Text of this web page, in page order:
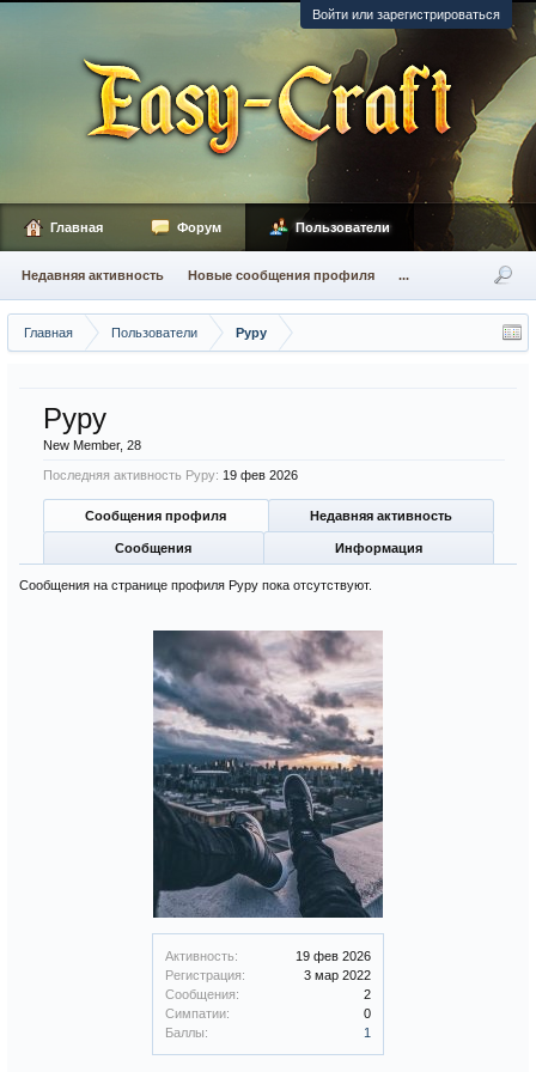
Войти или зарегистрироваться
Главная Пользователи Руру
Активность:
19 фев 2026
Регистрация:
3 мар 2022
Сообщения:
2
Симпатии:
0
Баллы:
1
Руру
New Member, 28
Последняя активность Руру: 19 фев 2026
Сообщения профиля Недавняя активность
Сообщения Информация
Сообщения на странице профиля Руру пока отсутствуют.
Главная Форум Пользователи
Недавняя активность Новые сообщения профиля ...